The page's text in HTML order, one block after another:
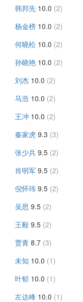
韩邦先 10.0 (2)
杨金榜 10.0 (2)
何晓松 10.0 (2)
孙晓艳 10.0 (2)
刘杰 10.0 (2)
马浩 10.0 (2)
王冲 10.0 (2)
秦家虎 9.3 (3)
张少兵 9.5 (2)
肖明军 9.5 (2)
倪怀玮 9.5 (2)
吴思 9.5 (2)
王毅 9.5 (2)
贾青 8.7 (3)
未知 10.0 (1)
叶郁 10.0 (1)
左达峰 10.0 (1)